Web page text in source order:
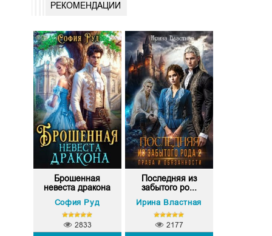
РЕКОМЕНДАЦИИ
Брошенная
невеста дракона
София Руд
2833
Последняя из
забытого ро...
Ирина Властная
2177